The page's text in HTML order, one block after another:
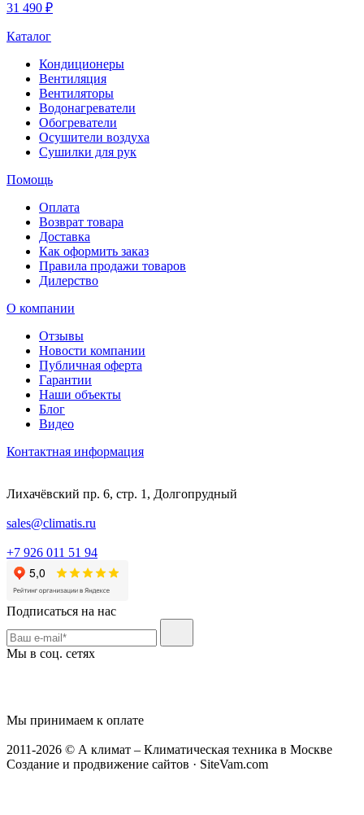
31 490 ₽
Каталог
Кондиционеры
Вентиляция
Вентиляторы
Водонагреватели
Обогреватели
Осушители воздуха
Сушилки для рук
Помощь
Оплата
Возврат товара
Доставка
Как оформить заказ
Правила продажи товаров
Дилерство
О компании
Отзывы
Новости компании
Публичная оферта
Гарантии
Наши объекты
Блог
Видео
Контактная информация
Лихачёвский пр. 6, стр. 1, Долгопрудный
sales@climatis.ru
+7 926 011 51 94
Подписаться на нас
Мы в соц. сетях
Мы принимаем к оплате
2011-2026 © А климат – Климатическая техника в Москве
Создание и продвижение сайтов · SiteVam.com